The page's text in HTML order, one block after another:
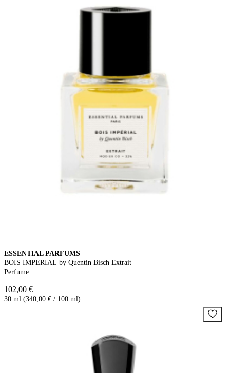
ESSENTIAL PARFUMS
BOIS IMPERIAL by Quentin Bisch Extrait
Perfume
102,00 €
30 ml (340,00 € / 100 ml)